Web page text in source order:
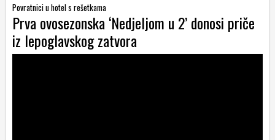
Povratnici u hotel s rešetkama
Prva ovosezonska ‘Nedjeljom u 2’ donosi priče
iz lepoglavskog zatvora